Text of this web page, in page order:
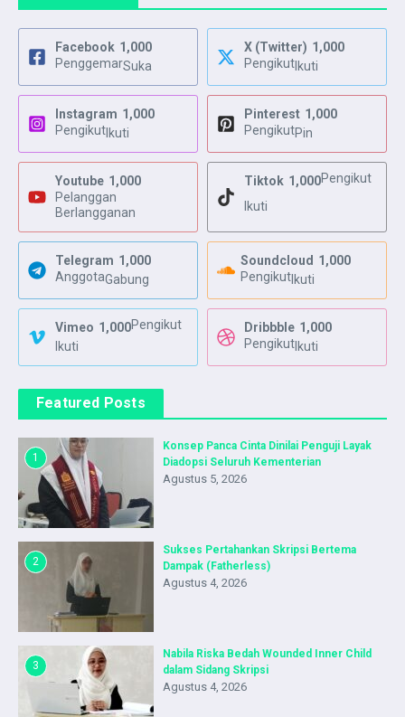
Facebook 1,000
PenggemarSuka
X (Twitter) 1,000
Pengikut Ikuti
Instagram 1,000
Pengikut Ikuti
Pinterest 1,000
PengikutPin
Youtube 1,000
Pelanggan
Berlangganan
Tiktok 1,000Pengikut
Ikuti
Telegram 1,000
AnggotaGabung
Soundcloud 1,000
Pengikut Ikuti
Vimeo 1,000Pengikut
Ikuti
Dribbble 1,000
Pengikut Ikuti
Featured Posts
1
Konsep Panca Cinta Dinilai Penguji Layak
Diadopsi Seluruh Kementerian
Agustus 5, 2026
2
Sukses Pertahankan Skripsi Bertema
Dampak (Fatherless)
Agustus 4, 2026
3
Nabila Riska Bedah Wounded Inner Child
dalam Sidang Skripsi
Agustus 4, 2026